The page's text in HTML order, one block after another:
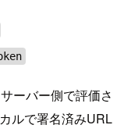
ーバー側で評価さ
ルで署名済みURL